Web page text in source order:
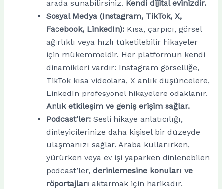
arada sunabilirsiniz. Kendi dijital evinizdir.
Sosyal Medya (Instagram, TikTok, X,
Facebook, LinkedIn):Kısa, çarpıcı, görsel
ağırlıklı veya hızlı tüketilebilir hikayeler
için mükemmeldir. Her platformun kendi
dinamikleri vardır: Instagram görselliğe,
TikTok kısa videolara, X anlık düşüncelere,
LinkedIn profesyonel hikayelere odaklanır.
Anlık etkileşim ve geniş erişim sağlar.
Podcast’ler:Sesli hikaye anlatıcılığı,
dinleyicilerinize daha kişisel bir düzeyde
ulaşmanızı sağlar. Araba kullanırken,
yürürken veya ev işi yaparken dinlenebilen
podcast’ler, derinlemesine konuları ve
röportajları aktarmak için harikadır.